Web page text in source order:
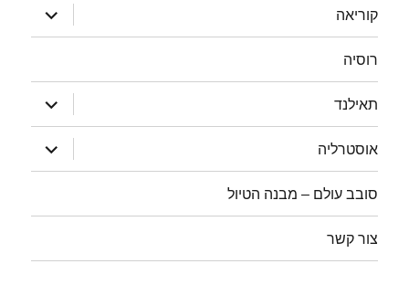
קוריאה
הצג
תפריט
רוסיה
תאילנד
הצג
תפריט
אוסטרליה
הצג
תפריט
סובב עולם – מבנה הטיול
צור קשר